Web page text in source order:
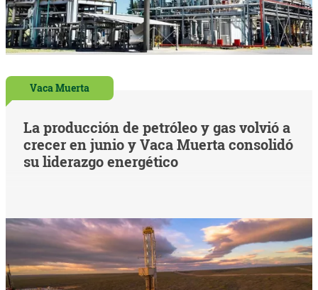
Vaca Muerta
La producción de petróleo y gas volvió a
crecer en junio y Vaca Muerta consolidó
su liderazgo energético